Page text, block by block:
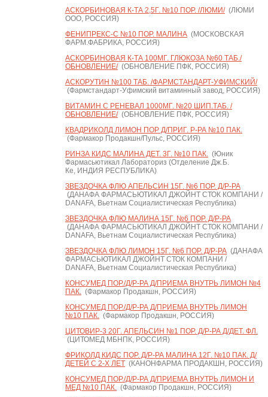
АСКОРБИНОВАЯ К-ТА 2,5Г. №10 ПОР. /ЛЮМИ/(ЛЮМИ
ООО, РОССИЯ)
ФЕНИПРЕКС-С №10 ПОР. МАЛИНА(МОСКОВСКАЯ
ФАРМ.ФАБРИКА, РОССИЯ)
АСКОРБИНОВАЯ К-ТА 100МГ. ГЛЮКОЗА №60 ТАБ./
ОБНОВЛЕНИЕ/(ОБНОВЛЕНИЕ ПФК, РОССИЯ)
АСКОРУТИН №100 ТАБ. /ФАРМСТАНДАРТ-УФИМСКИЙ/
(Фармстандарт-Уфимский витаминный завод, РОССИЯ)
ВИТАМИН С РЕНЕВАЛ 1000МГ. №20 ШИП.ТАБ. /
ОБНОВЛЕНИЕ/(ОБНОВЛЕНИЕ ПФК, РОССИЯ)
КВАДРИКОЛД ЛИМОН ПОР Д/ПРИГ. Р-РА №10 ПАК.
(Фармакор Продакшн/Пульс, РОССИЯ)
РИНЗА КИДС МАЛИНА ДЕТ. 3Г. №10 ПАК.(Юник
Фармасьютикал Лабораториз (Отделение Дж.Б.
Ке, ИНДИЯ РЕСПУБЛИКА)
ЗВЕЗДОЧКА ФЛЮ АПЕЛЬСИН 15Г. №6 ПОР. Д/Р-РА
(ДАНАФА ФАРМАСЬЮТИКАЛ ДЖОЙНТ СТОК КОМПАНИ /
DANAFA, Вьетнам Социалистическая Республика)
ЗВЕЗДОЧКА ФЛЮ МАЛИНА 15Г. №6 ПОР. Д/Р-РА
(ДАНАФА ФАРМАСЬЮТИКАЛ ДЖОЙНТ СТОК КОМПАНИ /
DANAFA, Вьетнам Социалистическая Республика)
ЗВЕЗДОЧКА ФЛЮ ЛИМОН 15Г. №6 ПОР. Д/Р-РА(ДАНАФА
ФАРМАСЬЮТИКАЛ ДЖОЙНТ СТОК КОМПАНИ /
DANAFA, Вьетнам Социалистическая Республика)
КОНСУМЕД ПОР./Д/Р-РА Д/ПРИЕМА ВНУТРЬ ЛИМОН №4
ПАК.(Фармакор Продакшн, РОССИЯ)
КОНСУМЕД ПОР./Д/Р-РА Д/ПРИЕМА ВНУТРЬ ЛИМОН
№10 ПАК.(Фармакор Продакшн, РОССИЯ)
ЦИТОВИР-3 20Г. АПЕЛЬСИН №1 ПОР. Д/Р-РА Д/ДЕТ. ФЛ.
(ЦИТОМЕД МБНПК, РОССИЯ)
ФРИКОЛД КИДС ПОР. Д/Р-РА МАЛИНА 12Г. №10 ПАК. Д/
ДЕТЕЙ С 2-Х ЛЕТ(КАНОНФАРМА ПРОДАКШН, РОССИЯ)
КОНСУМЕД ПОР./Д/Р-РА Д/ПРИЕМА ВНУТРЬ ЛИМОН И
МЕД №10 ПАК.(Фармакор Продакшн, РОССИЯ)